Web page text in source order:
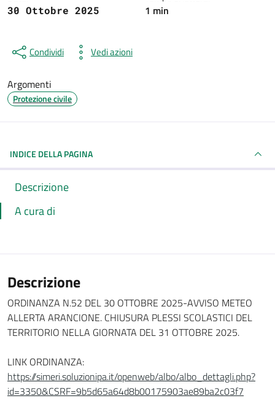
30 Ottobre 2025 1 min
Condividi Vedi azioni
Argomenti
Protezione civile
INDICE DELLA PAGINA
Descrizione
A cura di
Descrizione
ORDINANZA N.52 DEL 30 OTTOBRE 2025-AVVISO METEO
ALLERTA ARANCIONE. CHIUSURA PLESSI SCOLASTICI DEL
TERRITORIO NELLA GIORNATA DEL 31 OTTOBRE 2025.
LINK ORDINANZA:
https://simeri.soluzionipa.it/openweb/albo/albo_dettagli.php?
id=3350&CSRF=9b5d65a64d8b00175903ae89ba2c03f7